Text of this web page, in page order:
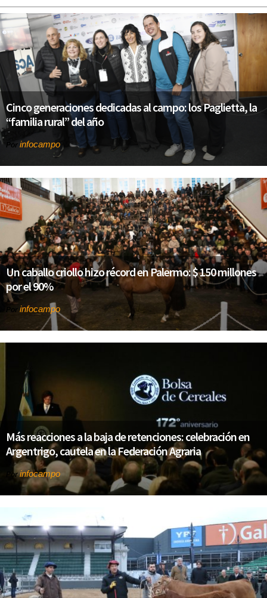
Cinco generaciones dedicadas al campo: los Paglietta, la
“familia rural” del año
Por infocampo
Un caballo criollo hizo récord en Palermo: $ 150 millones
por el 90%
Por infocampo
Más reacciones a la baja de retenciones: celebración en
Argentrigo, cautela en la Federación Agraria
Porinfocampo